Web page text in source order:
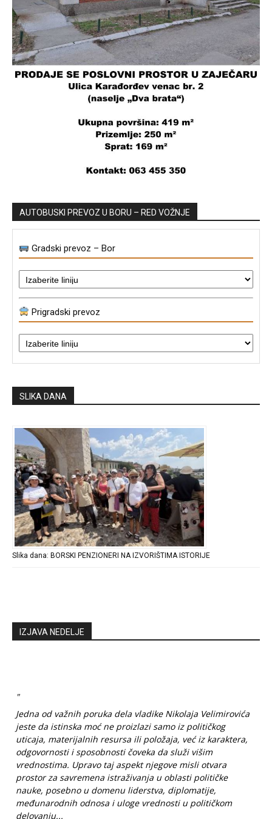
AUTOBUSKI PREVOZ U BORU – RED VOŽNJE
Gradski prevoz – Bor
Prigradski prevoz
SLIKA DANA
Slika dana: BORSKI PENZIONERI NA IZVORIŠTIMA ISTORIJE
IZJAVA NEDELJE
"
Jedna od važnih poruka dela vladike Nikolaja Velimirovića
jeste da istinska moć ne proizlazi samo iz političkog
uticaja, materijalnih resursa ili položaja, već iz karaktera,
odgovornosti i sposobnosti čoveka da služi višim
vrednostima. Upravo taj aspekt njegove misli otvara
prostor za savremena istraživanja u oblasti političke
nauke, posebno u domenu liderstva, diplomatije,
međunarodnih odnosa i uloge vrednosti u političkom
delovanju...